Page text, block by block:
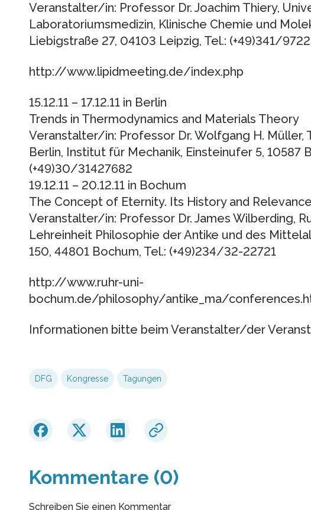
Veranstalter/in: Professor Dr. Joachim Thiery,
Laboratoriumsmedizin, Klinische Chemie und
Liebigstraße 27, 04103 Leipzig, Tel.: (+49)341/
http://www.lipidmeeting.de/index.php
15.12.11 – 17.12.11 in Berlin
Trends in Thermodynamics and Materials Theory
Veranstalter/in: Professor Dr. Wolfgang H. Müller,
Berlin, Institut für Mechanik, Einsteinufer 5, 10587
(+49)30/31427682
19.12.11 – 20.12.11 in Bochum
The Concept of Eternity. Its History and
Veranstalter/in: Professor Dr. James Wilberding,
Lehreinheit Philosophie der Antike und des
150, 44801 Bochum, Tel.: (+49)234/32-22721
http://www.ruhr-uni-
bochum.de/philosophy/antike_ma/
Informationen bitte beim Veranstalter/der
DFG Kongresse Tagungen
Kommentare (0)
Schreiben Sie einen Kommentar